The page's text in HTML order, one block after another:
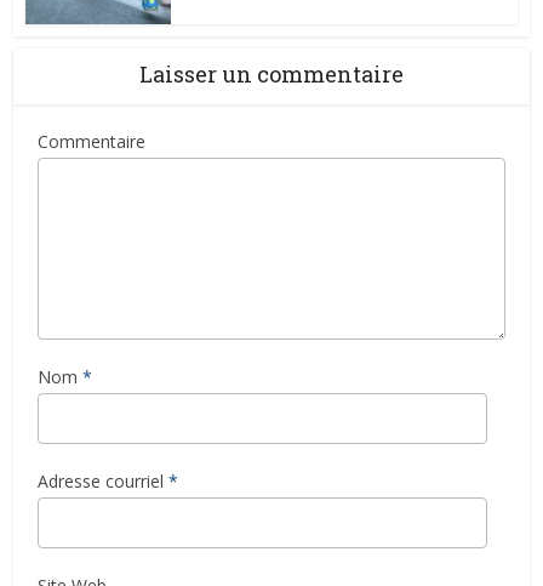
Laisser un commentaire
Commentaire
Nom *
Adresse courriel *